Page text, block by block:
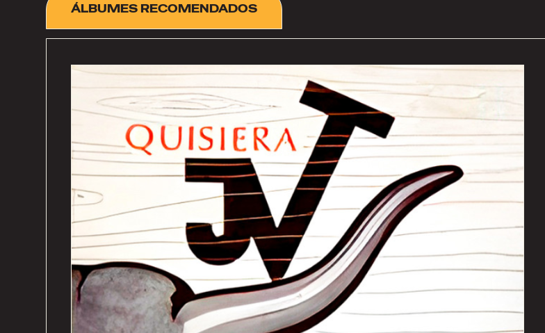
ÁLBUMES RECOMENDADOS